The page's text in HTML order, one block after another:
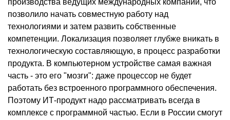
производства ведущих международных компаний, что
позволило начать совместную работу над
технологиями и затем развить собственные
компетенции. Локализация позволяет глубже вникать в
технологическую составляющую, в процесс разработки
продукта. В компьютерном устройстве самая важная
часть - это его "мозги": даже процессор не будет
работать без встроенного программного обеспечения.
Поэтому ИТ-продукт надо рассматривать всегда в
комплексе с программной частью. Если в России смогут